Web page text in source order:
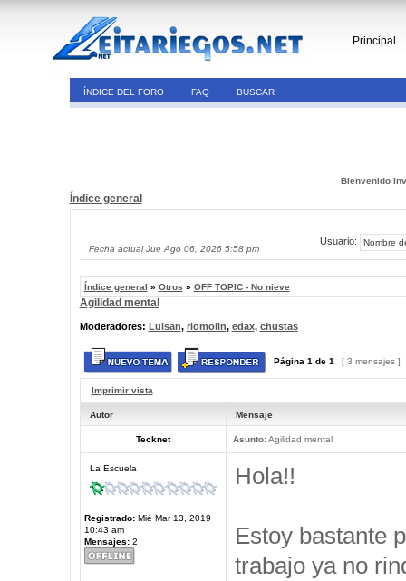
Principal
ÍNDICE DEL FORO FAQ BUSCAR
Bienvenido
Índice general
Fecha actual Jue Ago 06, 2026 5:58 pm
Usuario:
Índice general » Otros » OFF TOPIC - No nieve
Agilidad mental
Moderadores: Luisan, riomolin, edax, chustas
Página 1 de 1 [ 3 mensajes ]
Imprimir vista
Autor Mensaje
Tecknet Asunto:Agilidad mental
La Escuela
Registrado:Mié Mar 13, 2019
10:43 am
Mensajes:2
Hola!!
Estoy bastante
trabajo ya no